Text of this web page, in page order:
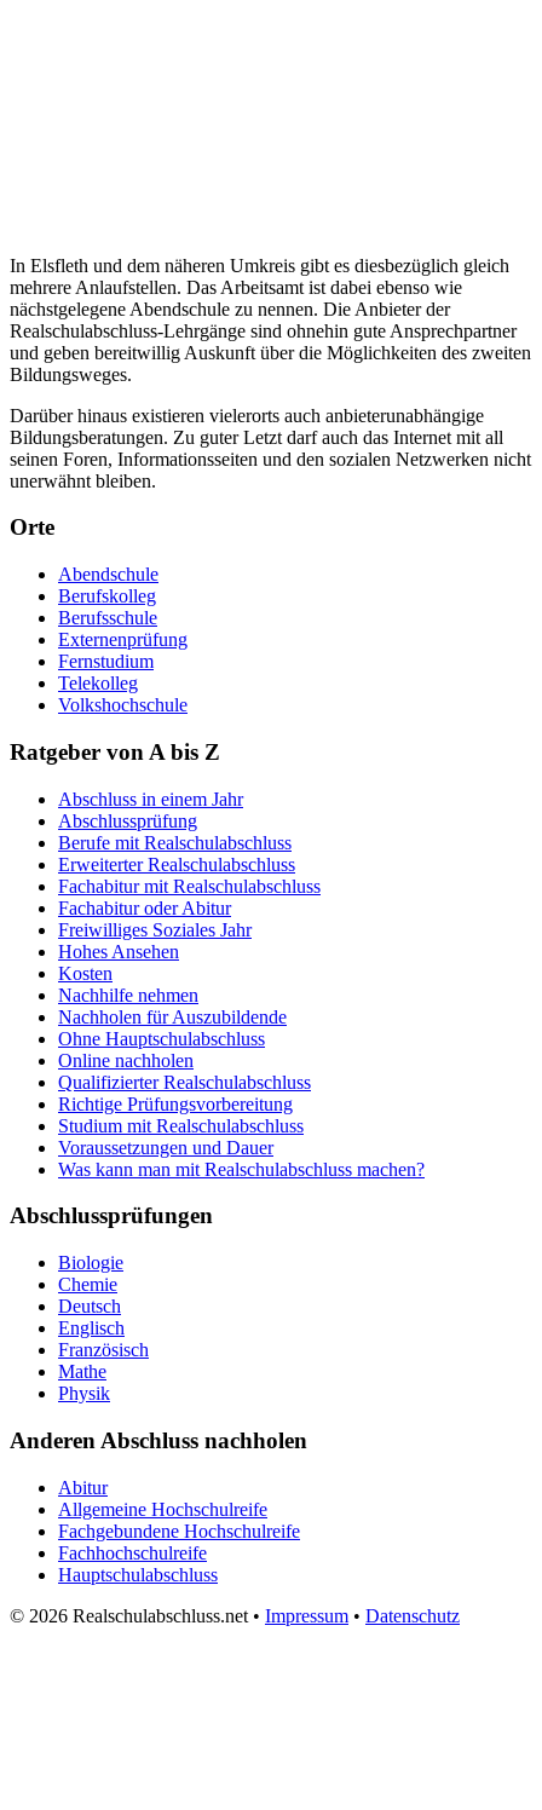
In Elsfleth und dem näheren Umkreis gibt es diesbezüglich gleich
mehrere Anlaufstellen. Das Arbeitsamt ist dabei ebenso wie
nächstgelegene Abendschule zu nennen. Die Anbieter der
Realschulabschluss-Lehrgänge sind ohnehin gute Ansprechpartner
und geben bereitwillig Auskunft über die Möglichkeiten des zweiten
Bildungsweges.
Darüber hinaus existieren vielerorts auch anbieterunabhängige
Bildungsberatungen. Zu guter Letzt darf auch das Internet mit all
seinen Foren, Informationsseiten und den sozialen Netzwerken nicht
unerwähnt bleiben.
Orte
Abendschule
Berufskolleg
Berufsschule
Externenprüfung
Fernstudium
Telekolleg
Volkshochschule
Ratgeber von A bis Z
Abschluss in einem Jahr
Abschlussprüfung
Berufe mit Realschulabschluss
Erweiterter Realschulabschluss
Fachabitur mit Realschulabschluss
Fachabitur oder Abitur
Freiwilliges Soziales Jahr
Hohes Ansehen
Kosten
Nachhilfe nehmen
Nachholen für Auszubildende
Ohne Hauptschulabschluss
Online nachholen
Qualifizierter Realschulabschluss
Richtige Prüfungsvorbereitung
Studium mit Realschulabschluss
Voraussetzungen und Dauer
Was kann man mit Realschulabschluss machen?
Abschlussprüfungen
Biologie
Chemie
Deutsch
Englisch
Französisch
Mathe
Physik
Anderen Abschluss nachholen
Abitur
Allgemeine Hochschulreife
Fachgebundene Hochschulreife
Fachhochschulreife
Hauptschulabschluss
© 2026 Realschulabschluss.net • Impressum • Datenschutz